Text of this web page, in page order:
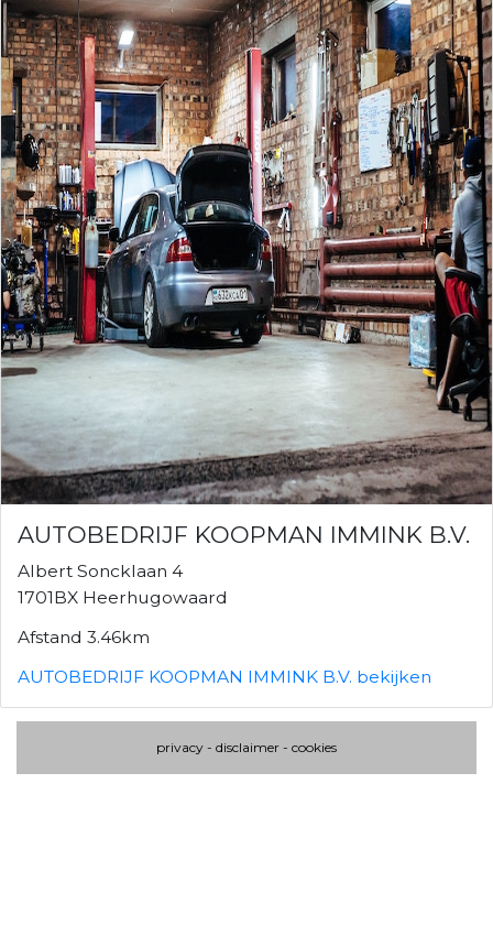
AUTOBEDRIJF KOOPMAN IMMINK B.V.
Albert Soncklaan 4
1701BX Heerhugowaard
Afstand 3.46km
AUTOBEDRIJF KOOPMAN IMMINK B.V. bekijken
privacy - disclaimer - cookies